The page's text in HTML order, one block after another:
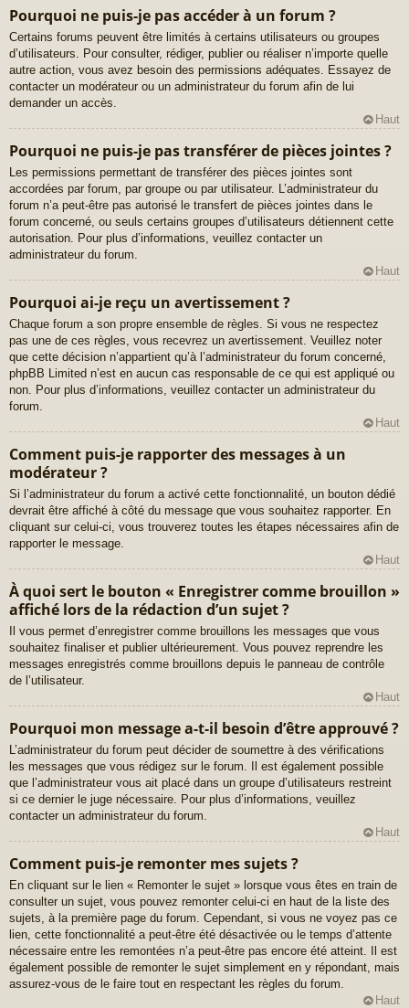
Pourquoi ne puis-je pas accéder à un forum ?
Certains forums peuvent être limités à certains utilisateurs ou groupes
d’utilisateurs. Pour consulter, rédiger, publier ou réaliser n’importe quelle
autre action, vous avez besoin des permissions adéquates. Essayez de
contacter un modérateur ou un administrateur du forum afin de lui
demander un accès.
Haut
Pourquoi ne puis-je pas transférer de pièces jointes ?
Les permissions permettant de transférer des pièces jointes sont
accordées par forum, par groupe ou par utilisateur. L’administrateur du
forum n’a peut-être pas autorisé le transfert de pièces jointes dans le
forum concerné, ou seuls certains groupes d’utilisateurs détiennent cette
autorisation. Pour plus d’informations, veuillez contacter un
administrateur du forum.
Haut
Pourquoi ai-je reçu un avertissement ?
Chaque forum a son propre ensemble de règles. Si vous ne respectez
pas une de ces règles, vous recevrez un avertissement. Veuillez noter
que cette décision n’appartient qu’à l’administrateur du forum concerné,
phpBB Limited n’est en aucun cas responsable de ce qui est appliqué ou
non. Pour plus d’informations, veuillez contacter un administrateur du
forum.
Haut
Comment puis-je rapporter des messages à un
modérateur ?
Si l’administrateur du forum a activé cette fonctionnalité, un bouton dédié
devrait être affiché à côté du message que vous souhaitez rapporter. En
cliquant sur celui-ci, vous trouverez toutes les étapes nécessaires afin de
rapporter le message.
Haut
À quoi sert le bouton « Enregistrer comme brouillon »
affiché lors de la rédaction d’un sujet ?
Il vous permet d’enregistrer comme brouillons les messages que vous
souhaitez finaliser et publier ultérieurement. Vous pouvez reprendre les
messages enregistrés comme brouillons depuis le panneau de contrôle
de l’utilisateur.
Haut
Pourquoi mon message a-t-il besoin d’être approuvé ?
L’administrateur du forum peut décider de soumettre à des vérifications
les messages que vous rédigez sur le forum. Il est également possible
que l’administrateur vous ait placé dans un groupe d’utilisateurs restreint
si ce dernier le juge nécessaire. Pour plus d’informations, veuillez
contacter un administrateur du forum.
Haut
Comment puis-je remonter mes sujets ?
En cliquant sur le lien « Remonter le sujet » lorsque vous êtes en train de
consulter un sujet, vous pouvez remonter celui-ci en haut de la liste des
sujets, à la première page du forum. Cependant, si vous ne voyez pas ce
lien, cette fonctionnalité a peut-être été désactivée ou le temps d’attente
nécessaire entre les remontées n’a peut-être pas encore été atteint. Il est
également possible de remonter le sujet simplement en y répondant, mais
assurez-vous de le faire tout en respectant les règles du forum.
Haut